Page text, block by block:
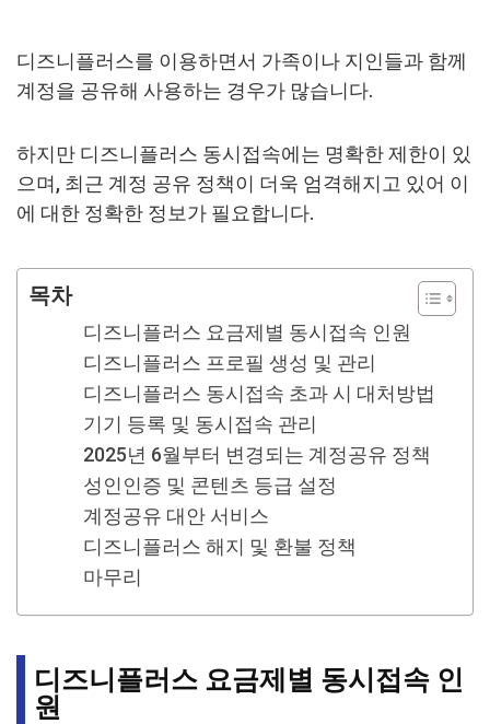
디즈니플러스를 이용하면서 가족이나 지인들과 함께
계정을 공유해 사용하는 경우가 많습니다.
하지만 디즈니플러스 동시접속에는 명확한 제한이 있
으며, 최근 계정 공유 정책이 더욱 엄격해지고 있어 이
에 대한 정확한 정보가 필요합니다.
목차
디즈니플러스 요금제별 동시접속 인원
디즈니플러스 프로필 생성 및 관리
디즈니플러스 동시접속 초과 시 대처방법
기기 등록 및 동시접속 관리
2025년 6월부터 변경되는 계정공유 정책
성인인증 및 콘텐츠 등급 설정
계정공유 대안 서비스
디즈니플러스 해지 및 환불 정책
마무리
디즈니플러스 요금제별 동시접속 인
원